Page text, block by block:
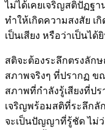
ไม่ได้เคยเจริญสติปัฏฐ
ทำให้เกิดความสงสัย เ
เป็นเสียง หรือว่าเป็นได้
สติจะต้องระลึกตรงลัก
สภาพจริงๆ ที่ปรากฏ ข
สภาพที่กำลังรู้เสียงที่ป
เจริญพร้อมสติที่ระลึกลั
จะเป็นปัญญาที่รู้ชัด ไม่